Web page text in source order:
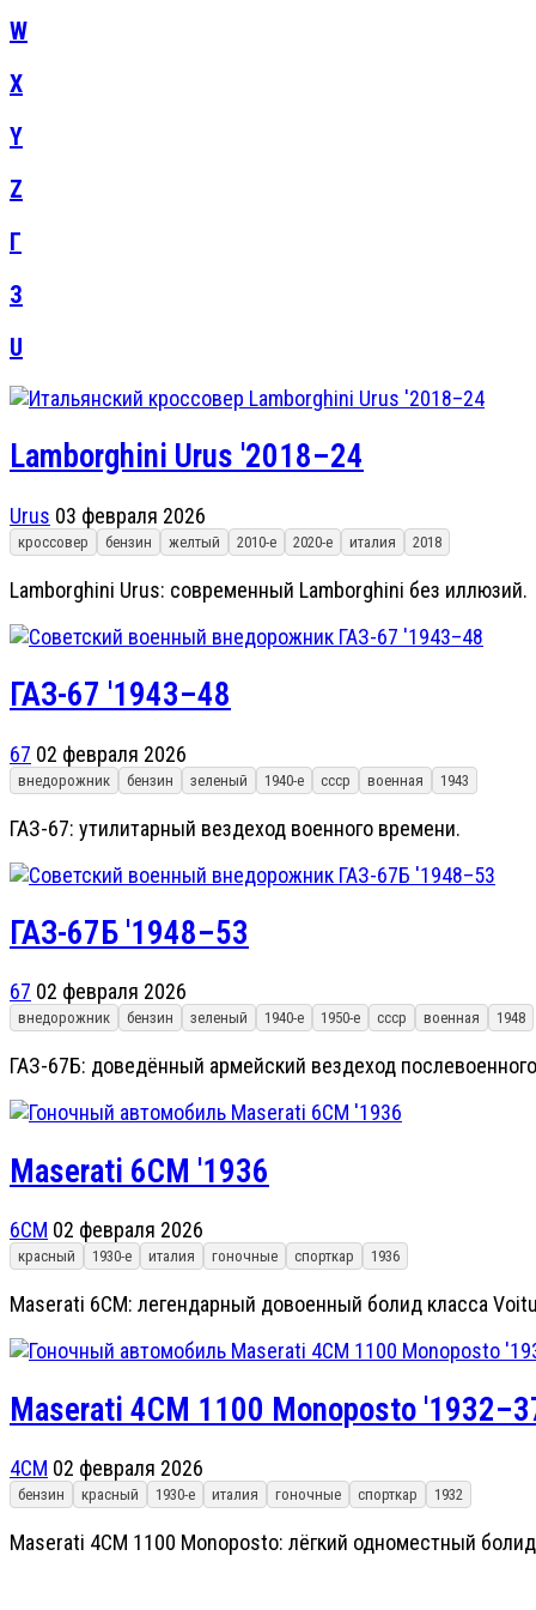
W
X
Y
Z
Г
З
U
Lamborghini Urus '2018–24
Urus 03 февраля 2026
кроссовер бензин желтый 2010-е 2020-е италия 2018
Lamborghini Urus: современный Lamborghini без иллюзий.
ГАЗ-67 '1943–48
67 02 февраля 2026
внедорожник бензин зеленый 1940-е ссср военная 1943
ГАЗ-67: утилитарный вездеход военного времени.
ГАЗ-67Б '1948–53
67 02 февраля 2026
внедорожник бензин зеленый 1940-е 1950-е ссср военная 1948
ГАЗ-67Б: доведённый армейский вездеход
Maserati 6CM '1936
6CM 02 февраля 2026
красный 1930-е италия гоночные спорткар 1936
Maserati 6CM: легендарный довоенный болид класса
Maserati 4CM 1100 Monoposto
4CM 02 февраля 2026
бензин красный 1930-е италия гоночные спорткар 1932
Maserati 4CM 1100 Monoposto: лёгкий одноместный